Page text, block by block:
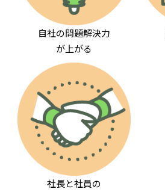
自社の問題解決力
が上がる
社長と社員の